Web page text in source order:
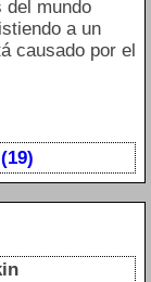
del mundo
a un
causado por el